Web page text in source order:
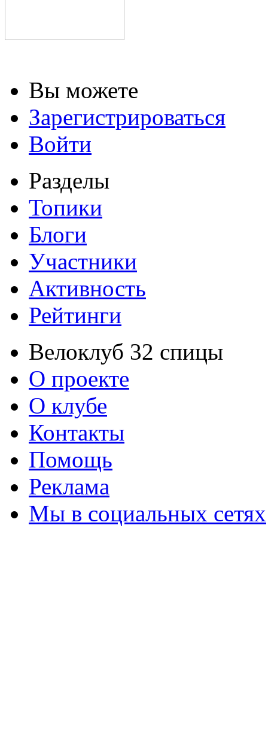
Вы можете
Зарегистрироваться
Войти
Разделы
Топики
Блоги
Участники
Активность
Рейтинги
Велоклуб 32 спицы
О проекте
О клубе
Контакты
Помощь
Реклама
Мы в социальных сетях